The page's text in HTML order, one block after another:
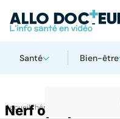
Santé Bien-être
AccueilThématiques
Nerf optique